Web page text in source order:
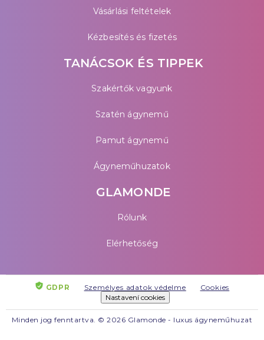
Vásárlási feltételek
Kézbesítés és fizetés
TANÁCSOK ÉS TIPPEK
Szakértők vagyunk
Szatén ágynemű
Pamut ágynemű
Ágyneműhuzatok
GLAMONDE
Rólunk
Elérhetőség
GDPR Személyes adatok védelme
Cookies
Nastavení cookies
Minden jog fenntartva. © 2026 Glamonde - luxus ágyneműhuzat